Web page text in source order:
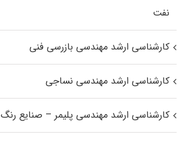
نفت
کارشناسی ارشد مهندسی بازرسی فنی
کارشناسی ارشد مهندسی نساجی
کارشناسی ارشد مهندسی پلیمر – صنایع رنگ